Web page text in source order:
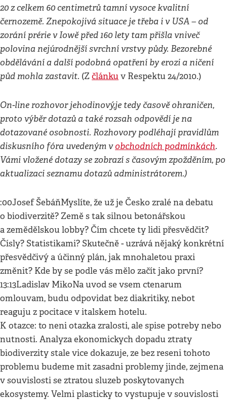
20 z celkem 60 centimetrů tamní vysoce kvalitní
černozemě. Znepokojivá situace je třeba i v USA – od
zorání prérie v Iowě před 160 lety tam přišla vniveč
polovina nejúrodnější svrchní vrstvy půdy. Bezorebné
obdělávání a další podobná opatření by erozi a ničení
půd mohla zastavit. (Z článku v Respektu 24/2010.)
On-line rozhovor jehodinový,je tedy časově ohraničen,
proto výběr dotazů a také rozsah odpovědí je na
dotazované osobnosti. Rozhovory podléhají pravidlům
diskusního fóra uvedeným vobchodních podmínkách.
Vámi vložené dotazy se zobrazí s časovým zpožděním, po
aktualizaci seznamu dotazů administrátorem.)
:00Josef ŠebáňMyslíte, že už je Česko zralé na debatu
o biodiverzitě? Země s tak silnou betonářskou
a zemědělskou lobby? Čím chcete ty lidi přesvědčit?
Čísly? Statistikami? Skutečně - uzrává nějaký konkrétní
přesvědčivý a účinný plán, jak mnohaletou praxi
změnit? Kde by se podle vás mělo začít jako první?
13:13Ladislav MikoNa uvod se vsem ctenarum
omlouvam, budu odpovidat bez diakritiky, nebot
reaguju z pocitace v italskem hotelu.
K otazce: to neni otazka zralosti, ale spise potreby nebo
nutnosti. Analyza ekonomickych dopadu ztraty
biodiverzity stale vice dokazuje, ze bez reseni tohoto
problemu budeme mit zasadni problemy jinde, zejmena
v souvislosti se ztratou sluzeb poskytovanych
ekosystemy. Velmi plasticky to vystupuje v souvislosti